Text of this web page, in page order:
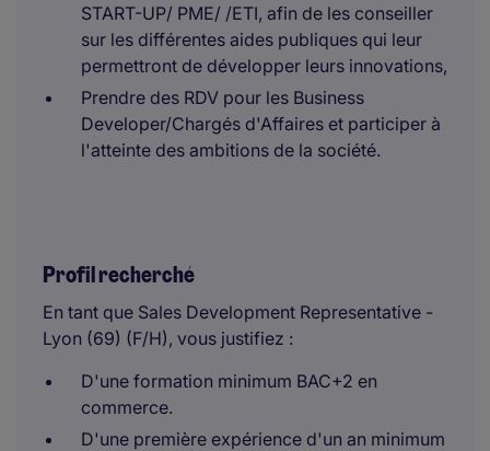
START-UP/ PME/ /ETI, afin de les conseiller
sur les différentes aides publiques qui leur
permettront de développer leurs innovations,
Prendre des RDV pour les Business
Developer/Chargés d'Affaires et participer à
l'atteinte des ambitions de la société.
Profil recherché
En tant que Sales Development Representative -
Lyon (69) (F/H), vous justifiez :
D'une formation minimum BAC+2 en
commerce.
D'une première expérience d'un an minimum